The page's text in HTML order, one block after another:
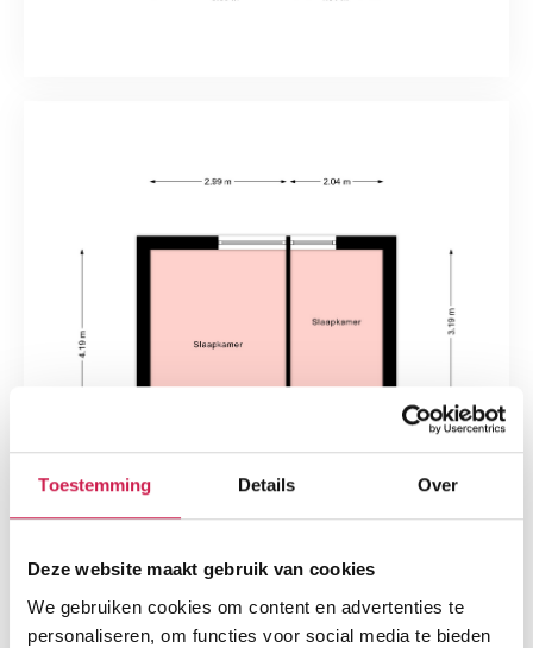
Toestemming Details Over
Deze website maakt gebruik van cookies
We gebruiken cookies om content en advertenties te
personaliseren, om functies voor social media te bieden